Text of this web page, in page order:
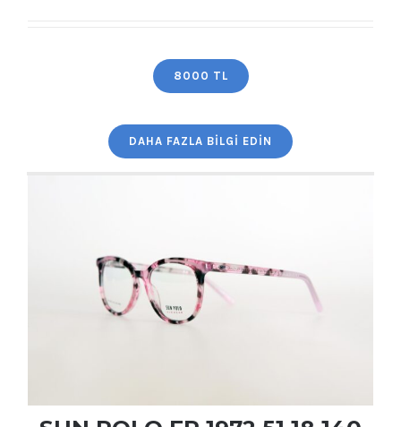
Kalite Asetat)
8000 TL
DAHA FAZLA BILGI EDIN